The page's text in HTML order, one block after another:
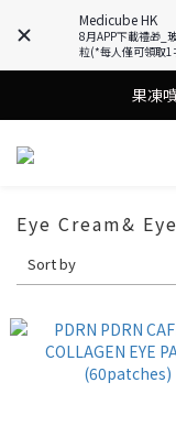
Medicube HK
8月APP下載禮🎁_
粒(*每人僅可領取1
9in1
油痘肌
果凍
9in1
Eye Cream&
Sort by